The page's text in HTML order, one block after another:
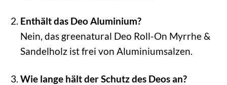
Enthält das Deo Aluminium?
Nein, das greenatural Deo Roll-On Myrrhe &
Sandelholz ist frei von Aluminiumsalzen.
Wie lange hält der Schutz des Deos an?